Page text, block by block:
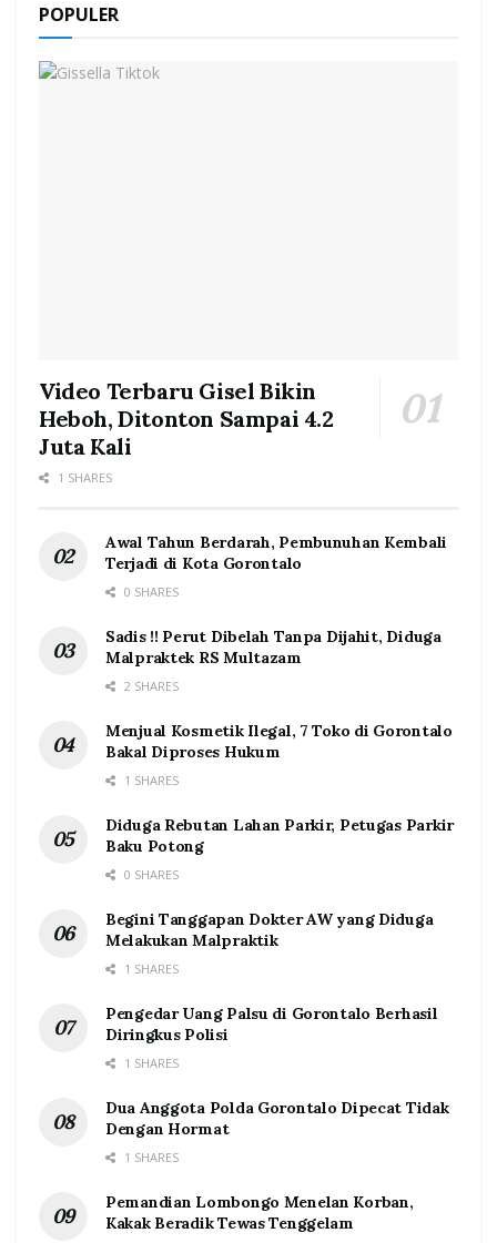
POPULER
Video Terbaru Gisel Bikin
Heboh, Ditonton Sampai 4.2
Juta Kali
1 SHARES
Awal Tahun Berdarah, Pembunuhan Kembali
Terjadi di Kota Gorontalo
0 SHARES
Sadis !! Perut Dibelah Tanpa Dijahit, Diduga
Malpraktek RS Multazam
2 SHARES
Menjual Kosmetik Ilegal, 7 Toko di Gorontalo
Bakal Diproses Hukum
1 SHARES
Diduga Rebutan Lahan Parkir, Petugas Parkir
Baku Potong
0 SHARES
Begini Tanggapan Dokter AW yang Diduga
Melakukan Malpraktik
1 SHARES
Pengedar Uang Palsu di Gorontalo Berhasil
Diringkus Polisi
1 SHARES
Dua Anggota Polda Gorontalo Dipecat Tidak
Dengan Hormat
1 SHARES
Pemandian Lombongo Menelan Korban,
Kakak Beradik Tewas Tenggelam